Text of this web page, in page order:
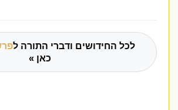
לכל החידושים ודברי התורה לפרשת